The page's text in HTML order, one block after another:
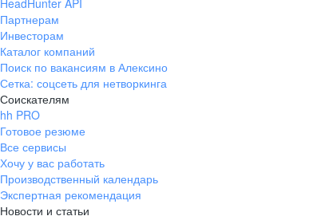
HeadHunter API
Партнерам
Инвесторам
Каталог компаний
Поиск по вакансиям в Алексино
Сетка: соцсеть для нетворкинга
Соискателям
hh PRO
Готовое резюме
Все сервисы
Хочу у вас работать
Производственный календарь
Экспертная рекомендация
Новости и статьи